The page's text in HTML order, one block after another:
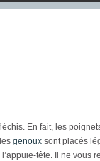
En fait, les
genoux sont placés
tête. Il ne vous